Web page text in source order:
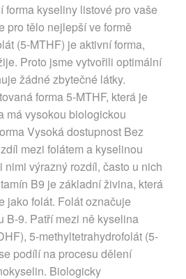
kyseliny listové pro vaše
pro tělo nejlepší ve formě
(5-MTHF) je aktivní forma,
Proto jsme vytvořili optimální
žádné zbytečné látky.
forma 5-MTHF, která je
má vysokou biologickou
Vysoká dostupnost Bez
mezi folátem a kyselinou
nimi výrazný rozdíl, často u nich
B9 je základní živina, která
jako folát. Folát označuje
B-9. Patří mezi ně kyselina
5-methyltetrahydrofolát (5-
podílí na procesu dělení
Biologicky